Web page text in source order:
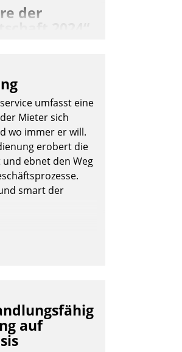
der
2024“
Zukunft zu
Bewerben können
aus
und PropTech.
umfasst eine
Mieter sich
wo immer er will.
erobert die
ebnet den Weg
smart der
auf